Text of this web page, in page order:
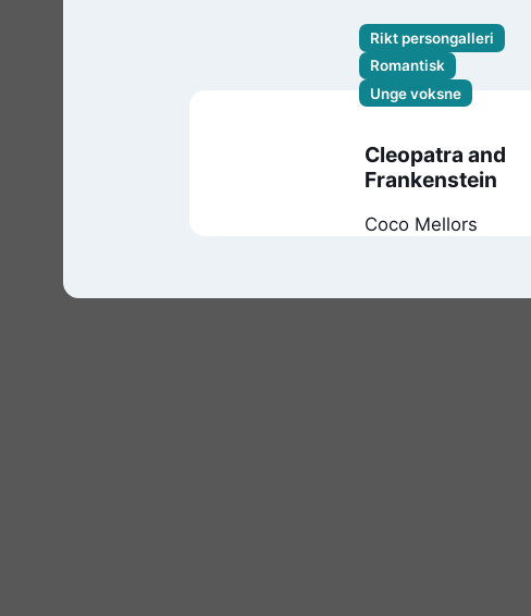
Rikt persongalleri
Romantisk
Unge voksne
Cleopatra and
Frankenstein
Coco Mellors